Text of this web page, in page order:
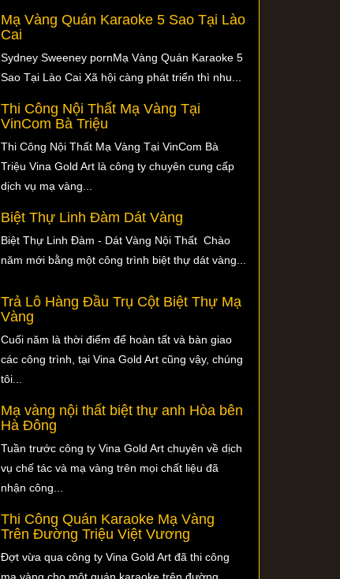
Mạ Vàng Quán Karaoke 5 Sao Tại Lào
Cai
Sydney Sweeney pornMạ Vàng Quán Karaoke 5
Sao Tại Lào Cai Xã hội càng phát triển thì nhu...
Thi Công Nội Thất Mạ Vàng Tại
VinCom Bà Triệu
Thi Công Nội Thất Mạ Vàng Tại VinCom Bà
Triệu Vina Gold Art là công ty chuyên cung cấp
dịch vụ mạ vàng...
Biệt Thự Linh Đàm Dát Vàng
Biệt Thự Linh Đàm - Dát Vàng Nội Thất Chào
năm mới bằng một công trình biệt thự dát vàng...
Trả Lô Hàng Đầu Trụ Cột Biệt Thự Mạ
Vàng
Cuối năm là thời điểm để hoàn tất và bàn giao
các công trình, tại Vina Gold Art cũng vậy, chúng
tôi...
Mạ vàng nội thất biệt thự anh Hòa bên
Hà Đông
Tuần trước công ty Vina Gold Art chuyên về dịch
vụ chế tác và mạ vàng trên mọi chất liệu đã
nhận công...
Thi Công Quán Karaoke Mạ Vàng
Trên Đường Triệu Việt Vương
Đợt vừa qua công ty Vina Gold Art đã thi công